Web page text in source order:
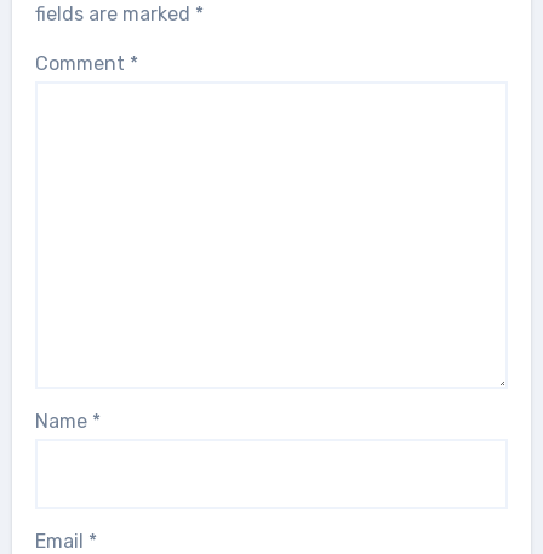
fields are marked *
Comment *
Name *
Email *